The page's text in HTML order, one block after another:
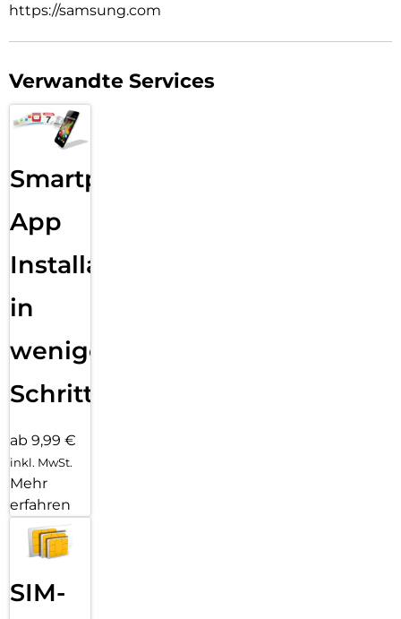
https://samsung.com
Verwandte Services
Smartphone
App
Installation
in
wenigen
Schritten
ab 9,99 €
inkl. MwSt.
Mehr
erfahren
SIM-